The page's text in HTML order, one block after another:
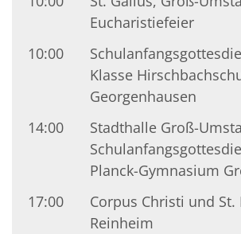
Eucharistiefeier
10:00
Klasse
Georgenhausen
14:00
Stadthalle Groß-
Planck-Gymnasium
17:00
Corpus Christi und St.
Reinheim